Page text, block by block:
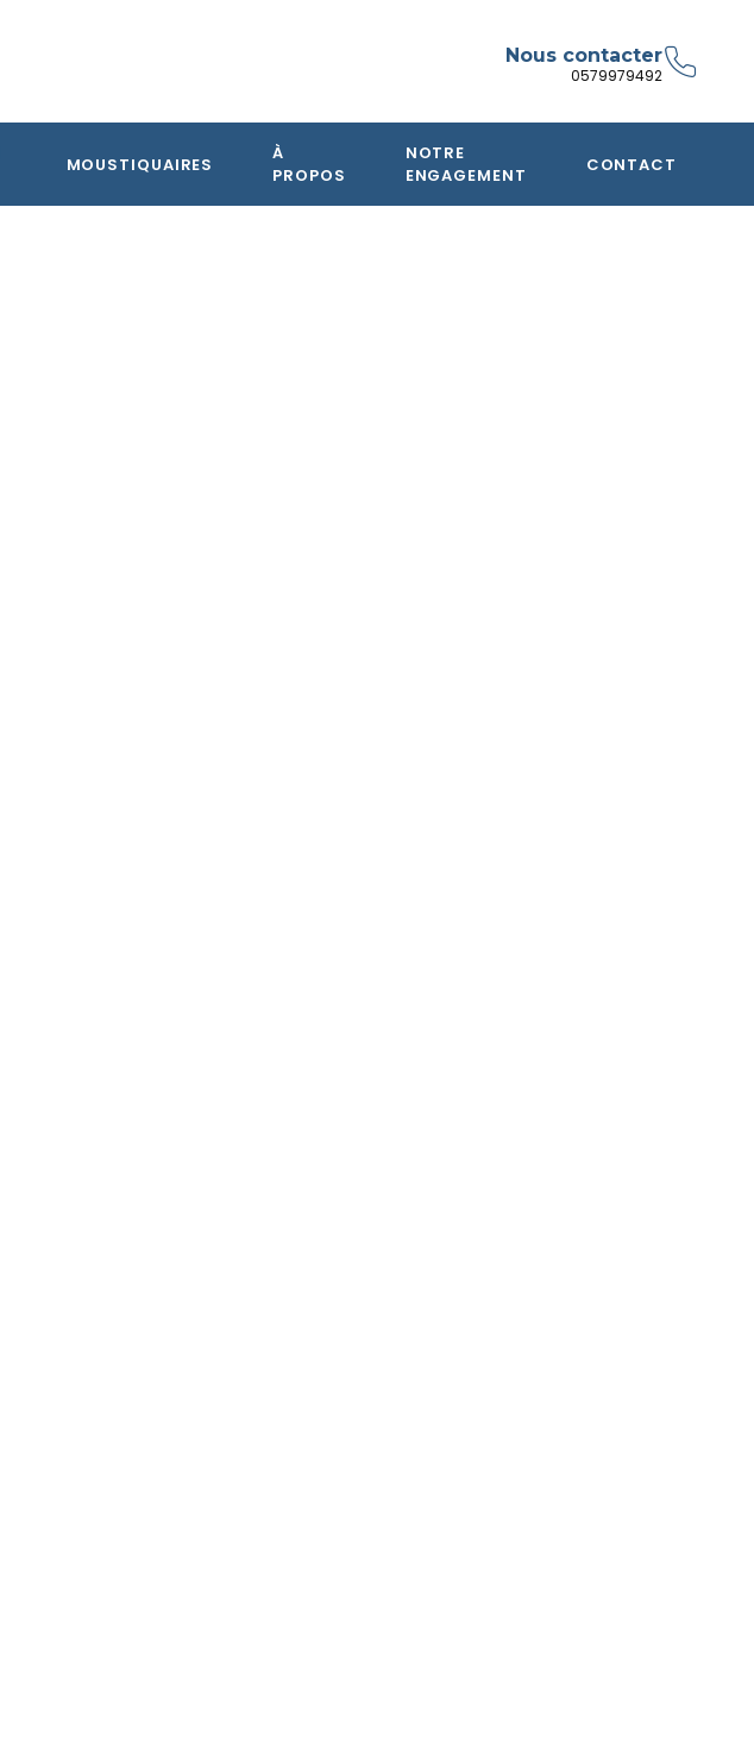
Nous contacter
0579979492
MOUSTIQUAIRES
À
PROPOS
NOTRE
ENGAGEMENT
CONTACT